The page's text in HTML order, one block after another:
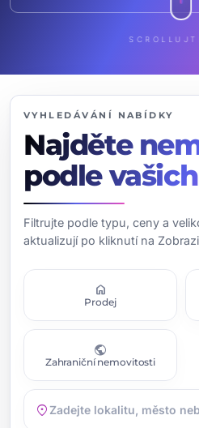
VYHLEDÁVÁNÍ NABÍDKY
Najděte
podle
Filtrujte podle typu, ceny a
aktualizují po kliknutí na
home
Prodej
public
Zahraniční nemovitosti
location_on